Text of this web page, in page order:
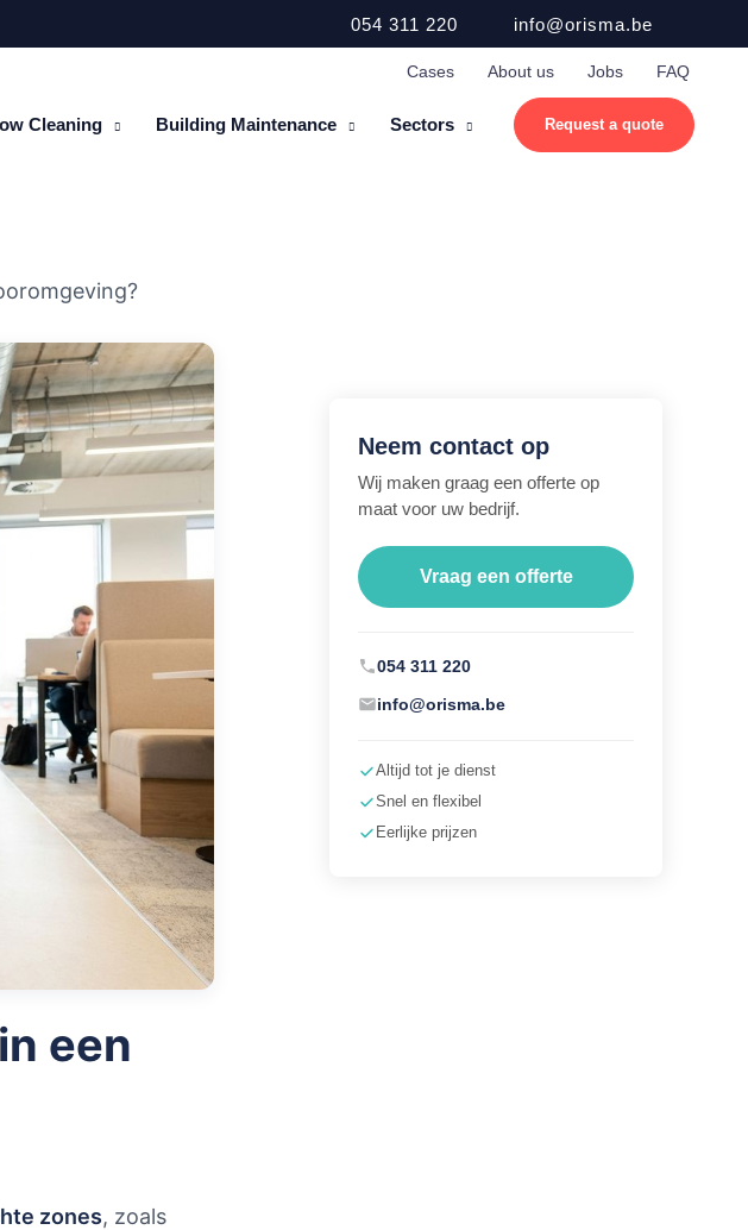
054 311 220 info@orisma.be
Cases About us Jobs FAQ
Cleaning Building Maintenance Sectors Request a quote
een
zones, zoals
Neem contact op
Wij maken graag een offerte op
maat voor uw bedrijf.
Vraag een offerte
054 311 220
info@orisma.be
Altijd tot je dienst
Snel en flexibel
Eerlijke prijzen